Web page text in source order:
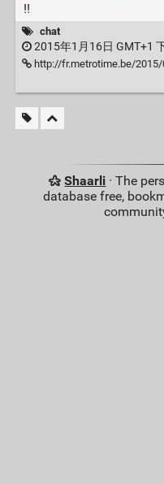
!!
chat
2015年1月16日 GMT+1
http://fr.metrotime.be/2015/01/14/must-read/au-japon-
Shaarli · The
database free,